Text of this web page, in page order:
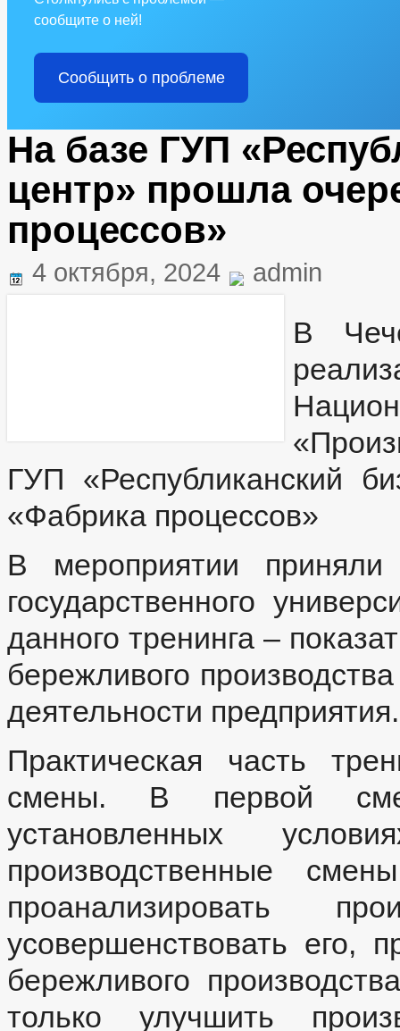
сообщите о ней!
Сообщить о проблеме
На базе ГУП
центр» прошла
процессов»
4 октября, 2024 admin
В
ГУП «Республиканский
«Фабрика процессов»
В мероприятии приняли
государственного
данного тренинга –
бережливого
деятельности предприятия.
Практическая часть
смены. В первой
установленных
производственные
проанализировать
усовершенствовать его,
бережливого
только улучшить